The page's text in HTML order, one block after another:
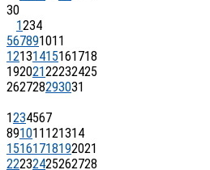
30
1234
567891011
12131415161718
19202122232425
262728293031
1234567
891011121314
15161718192021
22232425262728